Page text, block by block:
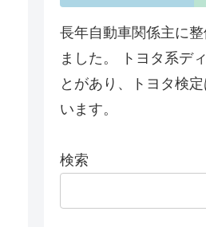
長年自動車関係主に
ました。 トヨタ系デ
とがあり、トヨタ検
います。
検索